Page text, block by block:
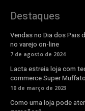
Destaques
Vendas no Dia dos Pais
no varejo on-line
7 de agosto de 2024
Lacta estreia loja com
commerce Super Muffato
10 de março de 2023
Como uma loja pode